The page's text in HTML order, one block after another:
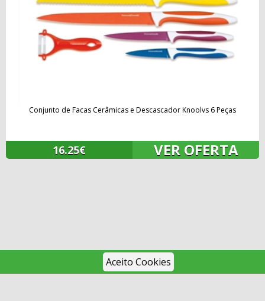
Conjunto de Facas Cerâmicas e Descascador Knoolvs 6 Peças
16.25€ VER OFERTA
Aceito Cookies